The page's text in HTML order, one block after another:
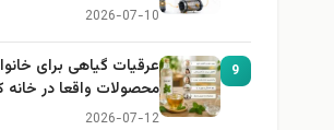
2026-07-10
9
عرقیات گیاهی برای
محصولات واقعا در خانه
دارند؟
2026-07-12